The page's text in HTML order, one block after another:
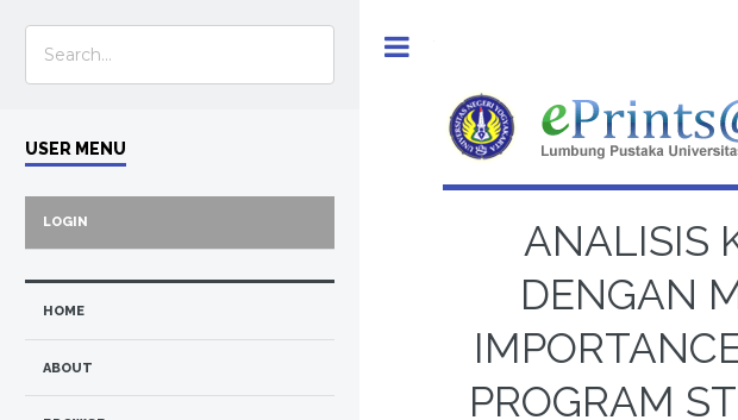
ANALISIS
DENGAN
PROGRAM
USER MENU
LOGIN
HOME
ABOUT